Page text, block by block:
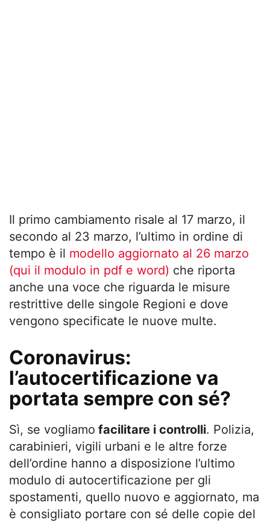
Il primo cambiamento risale al 17 marzo, il
secondo al 23 marzo, l’ultimo in ordine di
tempo è il modello aggiornato al 26 marzo
(qui il modulo in pdf e word) che riporta
anche una voce che riguarda le misure
restrittive delle singole Regioni e dove
vengono specificate le nuove multe.
Coronavirus:
l’autocertificazione va
portata sempre con sé?
Sì, se vogliamo facilitare i controlli. Polizia,
carabinieri, vigili urbani e le altre forze
dell’ordine hanno a disposizione l’ultimo
modulo di autocertificazione per gli
spostamenti, quello nuovo e aggiornato, ma
è consigliato portare con sé delle copie del